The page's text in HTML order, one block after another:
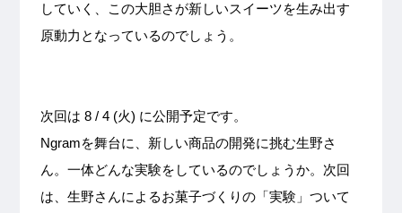
していく、この大胆さが新しいスイーツを生み出す
原動力となっているのでしょう。
次回は 8 / 4 (火) に公開予定です。
Ngramを舞台に、新しい商品の開発に挑む生野さ
ん。一体どんな実験をしているのでしょうか。次回
は、生野さんによるお菓子づくりの「実験」ついて